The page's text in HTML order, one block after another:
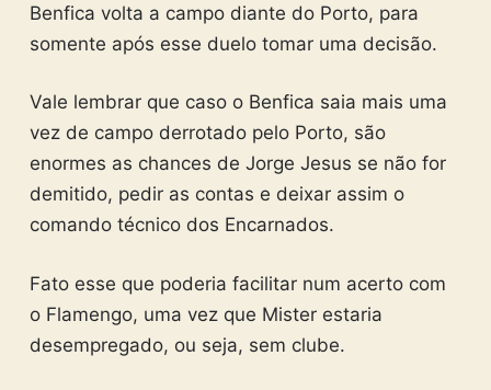
Benfica volta a campo diante do Porto, para
somente após esse duelo tomar uma decisão.
Vale lembrar que caso o Benfica saia mais uma
vez de campo derrotado pelo Porto, são
enormes as chances de Jorge Jesus se não for
demitido, pedir as contas e deixar assim o
comando técnico dos Encarnados.
Fato esse que poderia facilitar num acerto com
o Flamengo, uma vez que Mister estaria
desempregado, ou seja, sem clube.